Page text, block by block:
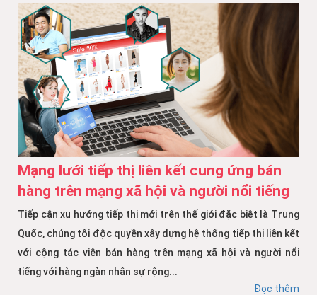
Mạng lưới tiếp thị liên kết cung ứng bán
hàng trên mạng xã hội và người nổi tiếng
Tiếp cận xu hướng tiếp thị mới trên thế giới đặc biệt là Trung
Quốc, chúng tôi độc quyền xây dựng hệ thống tiếp thị liên kết
với cộng tác viên bán hàng trên mạng xã hội và người nổi
tiếng với hàng ngàn nhân sự rộng...
Đọc thêm